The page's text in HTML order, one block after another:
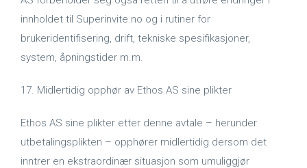
innholdet til Superinvite.no og i rutiner for
brukeridentifisering, drift, tekniske spesifikasjoner,
system, åpningstider m.m.
17. Midlertidig opphør av Ethos AS sine plikter
Ethos AS sine plikter etter denne avtale – herunder
utbetalingsplikten – opphører midlertidig dersom det
inntrer en ekstraordinær situasjon som umuliggjør